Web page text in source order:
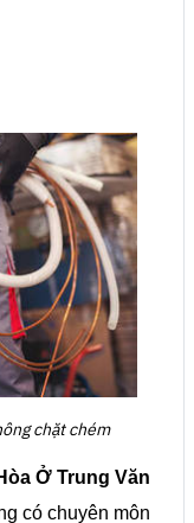
chặt chém
Ở Trung Văn
có chuyên môn